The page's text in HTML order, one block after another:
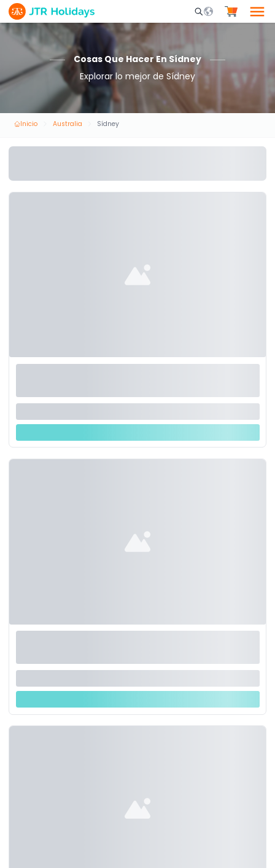
Mobile Search
Cosas Que Hacer En Sídney
Explorar lo mejor de Sídney
Inicio Australia Sídney